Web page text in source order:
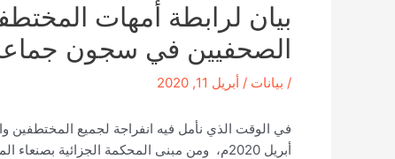
بيان لرابطة أمهات
الصحفيين في سجون
/ بيانات / أبريل 11, 2020
أبريل 2020م، ومن مبنى المحكمة الجزائية